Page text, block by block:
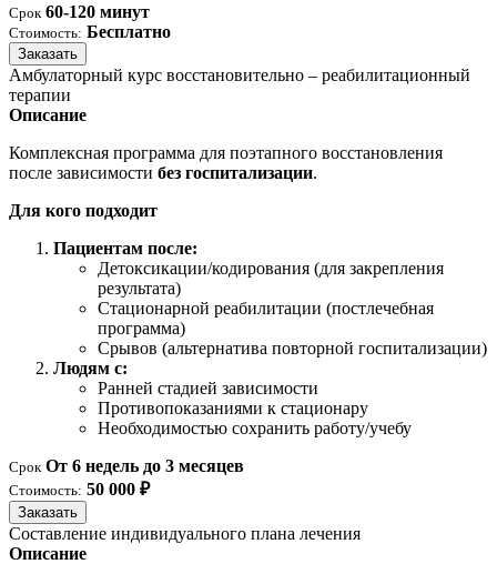
Срок 60-120 минут
Стоимость: Бесплатно
Заказать
Амбулаторный курс восстановительно – реабилитационный
терапии
Описание
Комплексная программа для поэтапного восстановления
после зависимости без госпитализации.
Для кого подходит
Пациентам после:
Детоксикации/кодирования (для закрепления
результата)
Стационарной реабилитации (постлечебная
программа)
Срывов (альтернатива повторной госпитализации)
Людям с:
Ранней стадией зависимости
Противопоказаниями к стационару
Необходимостью сохранить работу/учебу
Срок От 6 недель до 3 месяцев
Стоимость: 50 000 ₽
Заказать
Составление индивидуального плана лечения
Описание